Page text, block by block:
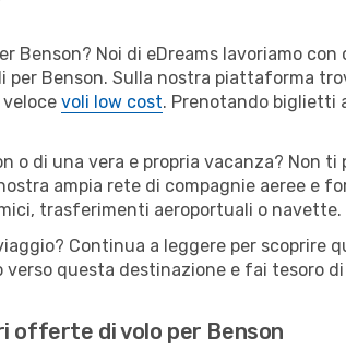
Benson? Noi di eDreams lavoriamo
Benson. Sulla nostra piattaforma
voli low cost. Prenotando biglietti
o di una vera e propria vacanza? Non
ampia rete di compagnie aeree
trasferimenti aeroportuali o navette.
Continua a leggere per
verso questa destinazione e fai tesoro
offerte di volo per Benson